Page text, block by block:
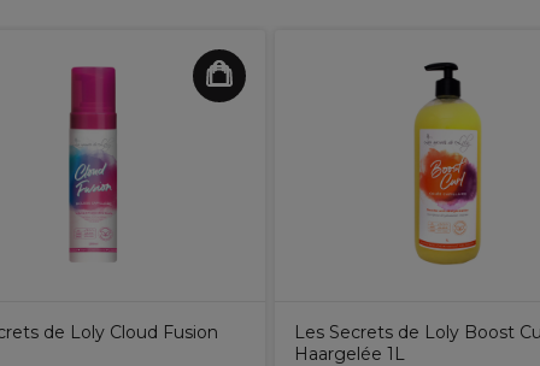
de Loly Cloud Fusion
Les Secrets de Loly Boost
Haargelée 1L